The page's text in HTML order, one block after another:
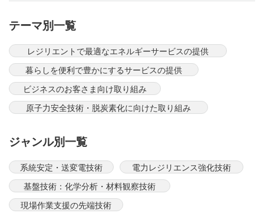
テーマ別一覧
レジリエントで最適なエネルギーサービスの提供
暮らしを便利で豊かにするサービスの提供
ビジネスのお客さま向け取り組み
原子力安全技術・脱炭素化に向けた取り組み
ジャンル別一覧
系統安定・送変電技術
電力レジリエンス強化技術
基盤技術：化学分析・材料観察技術
現場作業支援の先端技術